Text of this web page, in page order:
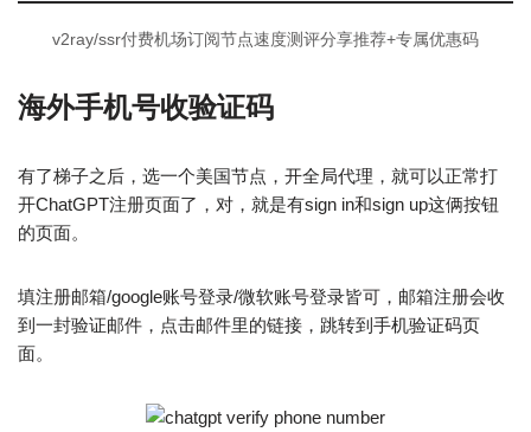
v2ray/ssr付费机场订阅节点速度测评分享推荐+专属优惠码
海外手机号收验证码
有了梯子之后，选一个美国节点，开全局代理，就可以正常打
开ChatGPT注册页面了，对，就是有sign in和sign up这俩按钮
的页面。
填注册邮箱/google账号登录/微软账号登录皆可，邮箱注册会收
到一封验证邮件，点击邮件里的链接，跳转到手机验证码页
面。